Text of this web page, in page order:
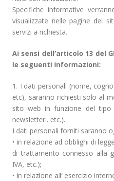
Specifiche informative
visualizzate nelle pagine del
servizi a richiesta.
Ai sensi dell’articolo 13 del
le seguenti informazioni:
1. I dati personali (nome,
etc), saranno richiesti solo al
sito web in funzione del tipo
newsletter.. etc.).
I dati personali forniti saranno
• in relazione ad obblighi di
di trattamento connesso alla
IVA, etc.);
• in relazione all’ esercizio